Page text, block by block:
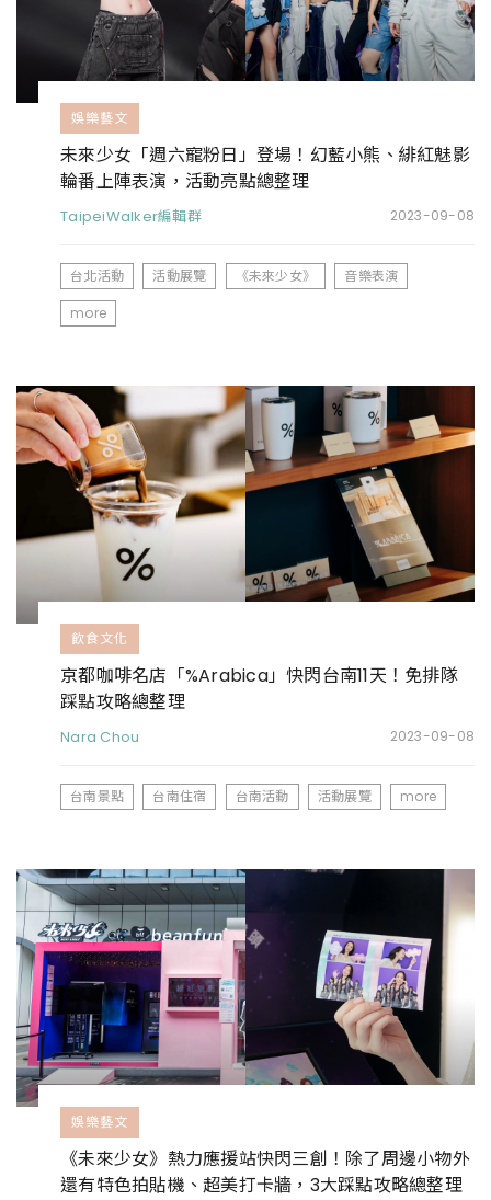
娛樂藝文
未來少女「週六寵粉日」登場！幻藍小熊、緋紅魅影
輪番上陣表演，活動亮點總整理
TaipeiWalker編輯群 2023-09-08
台北活動 活動展覽 《未來少女》
音樂表演
more
飲食文化
京都咖啡名店「%Arabica」快閃台南11天！免排隊
踩點攻略總整理
Nara Chou 2023-09-08
台南景點 台南住宿 台南活動 活動展覽 more
娛樂藝文
《未來少女》熱力應援站快閃三創！除了周邊小物外
還有特色拍貼機、超美打卡牆，3大踩點攻略總整理